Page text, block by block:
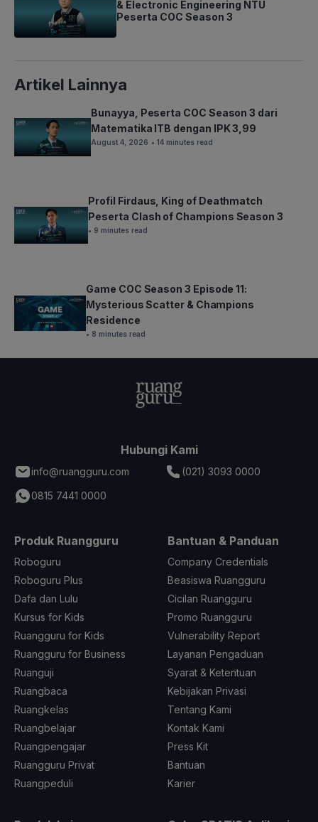
& Electronic Engineering NTU
Peserta COC Season 3
Artikel Lainnya
Bunayya, Peserta COC Season 3 dari
Matematika ITB dengan IPK 3,99
August 4, 2026 • 14 minutes read
Profil Firdaus, King of Deathmatch
Peserta Clash of Champions Season 3
• 9 minutes read
Game COC Season 3 Episode 11:
Mysterious Scatter & Champions
Residence
• 8 minutes read
Hubungi Kami
info@ruangguru.com
(021) 3093 0000
0815 7441 0000
Produk Ruangguru
Roboguru
Roboguru Plus
Dafa dan Lulu
Kursus for Kids
Ruangguru for Kids
Ruangguru for Business
Ruanguji
Ruangbaca
Ruangkelas
Ruangbelajar
Ruangpengajar
Ruangguru Privat
Ruangpeduli
Bantuan & Panduan
Company Credentials
Beasiswa Ruangguru
Cicilan Ruangguru
Promo Ruangguru
Vulnerability Report
Layanan Pengaduan
Syarat & Ketentuan
Kebijakan Privasi
Tentang Kami
Kontak Kami
Press Kit
Bantuan
Karier